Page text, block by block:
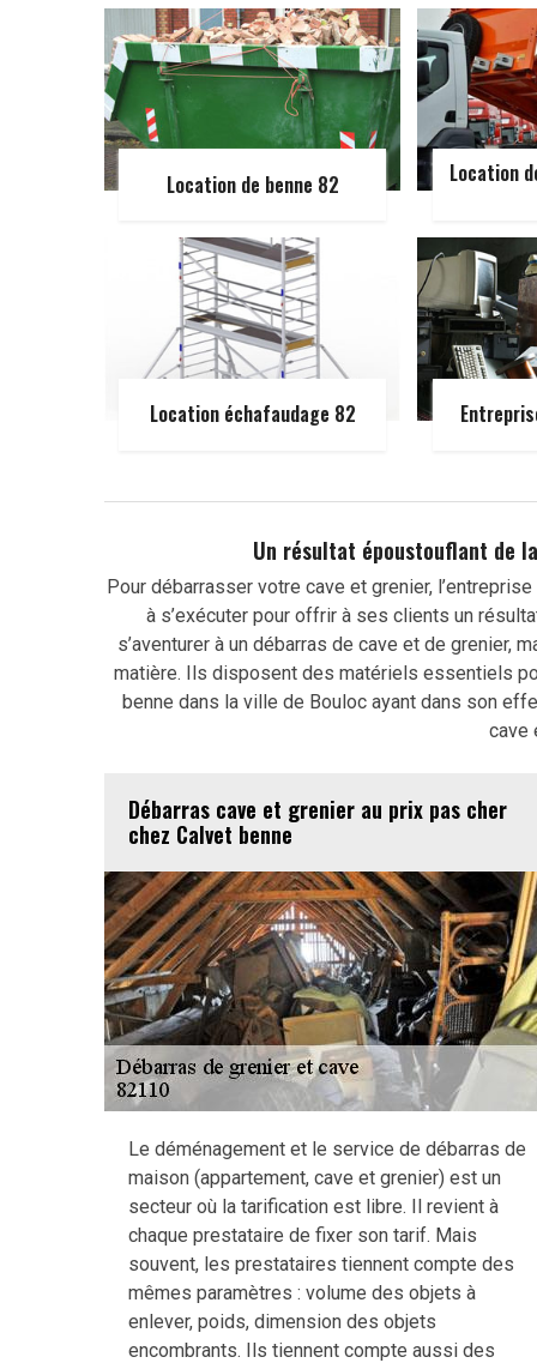
Location de benne 82 Location
Location échafaudage 82
Un résultat époustouflant de
Pour débarrasser votre cave et grenier,
à s’exécuter pour offrir à ses clients un
s’aventurer à un débarras de cave et de
matière. Ils disposent des matériels essentiels
benne dans la ville de Bouloc ayant dans son
cave
Débarras cave et grenier au prix pas cher
chez Calvet benne
Le déménagement et le service de débarras de
maison (appartement, cave et grenier) est un
secteur où la tarification est libre. Il revient à
chaque prestataire de fixer son tarif. Mais
souvent, les prestataires tiennent compte des
mêmes paramètres : volume des objets à
enlever, poids, dimension des objets
encombrants. Ils tiennent compte aussi des